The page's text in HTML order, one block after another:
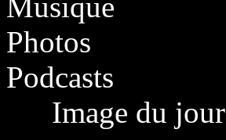
Musique
Photos
Podcasts
Image du jour